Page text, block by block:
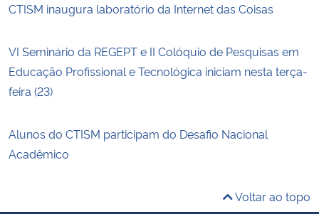
CTISM inaugura laboratório da Internet das Coisas
VI Seminário da REGEPT e II Colóquio de Pesquisas em
Educação Profissional e Tecnológica iniciam nesta terça-
feira (23)
Alunos do CTISM participam do Desafio Nacional
Acadêmico
Voltar ao topo